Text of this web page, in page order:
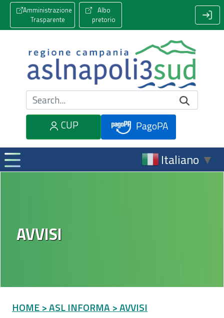
Amministrazione
Trasparente
Albo
pretorio
Cerca nel sito
CUP
PagoPA
Italiano ▼
AVVISI
HOME > ASL INFORMA > AVVISI